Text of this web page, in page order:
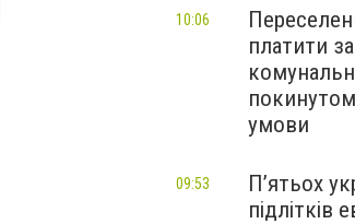
платити
умови
10:06
П’ятьох
підлітків
09:53